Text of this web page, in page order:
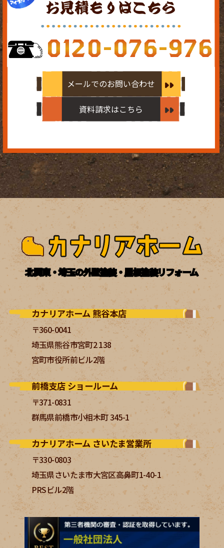
お見積もりはこちら
0120-076-976
メールでのお問い合わせ
資料請求はこちら
北関東・埼玉の外壁塗装・屋根塗装リフォーム
カナリアホーム 熊谷本店
〒360-0041
埼玉県熊谷市宮町2 138
宮町市役所前ビル2階
前橋支店 ショールーム
〒371-0831
群馬県前橋市小相木町 345-1
カナリアホーム さいたま営業所
〒330-0803
埼玉県さいたま市大宮区高鼻町1-40-1
PRSビル2階